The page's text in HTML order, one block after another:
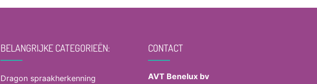
BELANGRIJKE CATEGORIEËN:
Dragon spraakherkenning
CONTACT
AVT Benelux bv